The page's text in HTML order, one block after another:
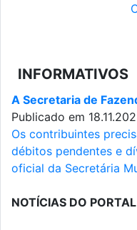
INFORMATIVOS
A Secretaria de
Publicado em
Os contribuintes
débitos pendentes e
oficial da Secretária
NOTÍCIAS DO